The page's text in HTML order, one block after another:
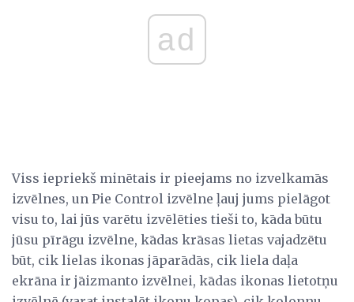
ad
Viss iepriekš minētais ir pieejams no izvelkamās
izvēlnes, un Pie Control izvēlne ļauj jums pielāgot
visu to, lai jūs varētu izvēlēties tieši to, kāda būtu
jūsu pīrāgu izvēlne, kādas krāsas lietas vajadzētu
būt, cik lielas ikonas jāparādās, cik liela daļa
ekrāna ir jāizmanto izvēlnei, kādas ikonas lietotņu